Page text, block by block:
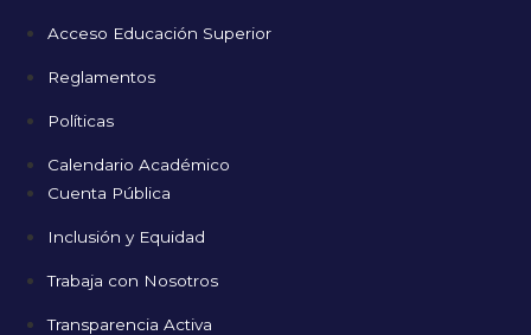
Acceso Educación Superior
Reglamentos
Políticas
Calendario Académico
Cuenta Pública
Inclusión y Equidad
Trabaja con Nosotros
Transparencia Activa